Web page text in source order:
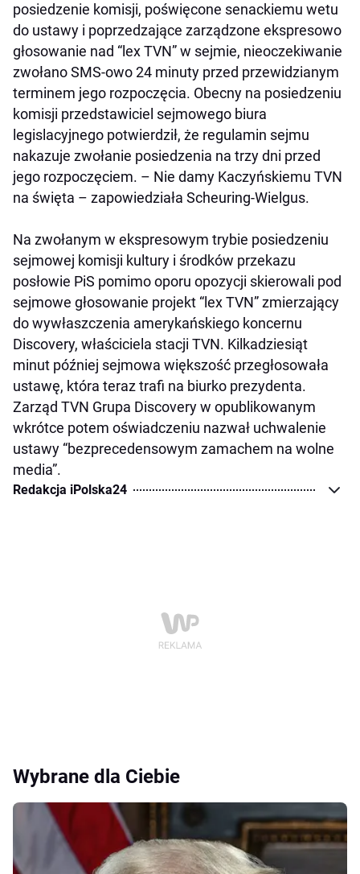
posiedzenie komisji, poświęcone senackiemu wetu
do ustawy i poprzedzające zarządzone ekspresowo
głosowanie nad “lex TVN” w sejmie, nieoczekiwanie
zwołano SMS-owo 24 minuty przed przewidzianym
terminem jego rozpoczęcia. Obecny na posiedzeniu
komisji przedstawiciel sejmowego biura
legislacyjnego potwierdził, że regulamin sejmu
nakazuje zwołanie posiedzenia na trzy dni przed
jego rozpoczęciem. – Nie damy Kaczyńskiemu TVN
na święta – zapowiedziała Scheuring-Wielgus.
Na zwołanym w ekspresowym trybie posiedzeniu
sejmowej komisji kultury i środków przekazu
posłowie PiS pomimo oporu opozycji skierowali pod
sejmowe głosowanie projekt “lex TVN” zmierzający
do wywłaszczenia amerykańskiego koncernu
Discovery, właściciela stacji TVN. Kilkadziesiąt
minut później sejmowa większość przegłosowała
ustawę, która teraz trafi na biurko prezydenta.
Zarząd TVN Grupa Discovery w opublikowanym
wkrótce potem oświadczeniu nazwał uchwalenie
ustawy “bezprecedensowym zamachem na wolne
media”.
Redakcja iPolska24
Wybrane dla Ciebie